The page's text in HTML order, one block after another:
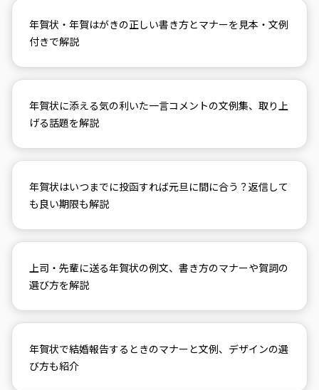
年賀状・年賀はがきの正しい書き方とマナーを見本・文例
付きで解説
年賀状に添える気の利いた一言コメントの文例集、取り上
げる話題を解説
年賀状はいつまでに投函すれば元旦に間に合う？返信して
も良い期限も解説
上司・先輩に送る年賀状の例文、書き方のマナーや賀詞の
選び方を解説
年賀状で結婚報告するときのマナーと文例、デザインの選
び方も紹介